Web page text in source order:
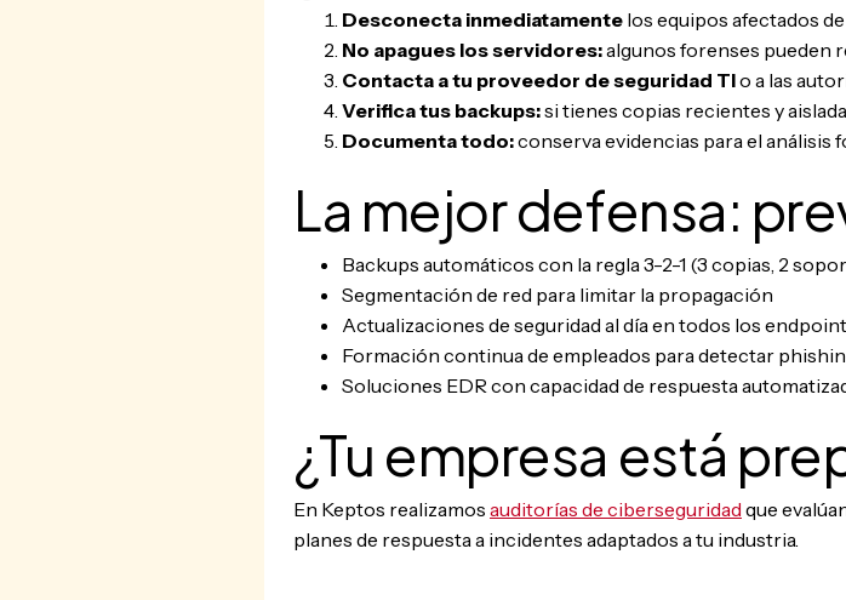
Desconecta inmediatamente los equipos afectados
No apagues los servidores:algunos forenses pueden
Contacta a tu proveedor de seguridad TIo a las
Verifica tus backups:si tienes copias recientes y
Documenta todo:conserva evidencias para el análisis
La mejor defensa:
Backups automáticos con la regla 3-2-1 (3 copias, 2
Segmentación de red para limitar la propagación
Actualizaciones de seguridad al día en todos los
Formación continua de empleados para detectar
Soluciones EDR con capacidad de respuesta
¿Tu empresa está
En Keptos realizamos auditorías de ciberseguridad que
planes de respuesta a incidentes adaptados a tu industria.